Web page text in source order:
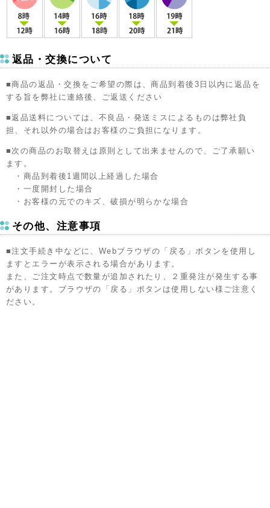
返品・交換について
■商品の返品・交換をご希望の際は、商品到着後3日以内に返品を
する旨を弊社に連絡後、ご返送ください
■返品送料については、不良品・発送ミスによるものは弊社負
担、それ以外の場合はお客様のご負担になります。
■次の商品のお取替えは原則として出来ませんので、ご了承願い
ます。
・商品到着後1週間以上経過した場合
・一度開封した場合
・お客様の元でのキズ、破損が明らかな場合
その他、注意事項
■注文手続き中などに、Webブラウザの「戻る」ボタンを使用し
ますとエラーが表示される場合があります。
また、ご注文時点で数量が追加されたり、２重発注が発生する事
があります。ブラウザの「戻る」ボタンは使用しない様ご注意く
ださい。